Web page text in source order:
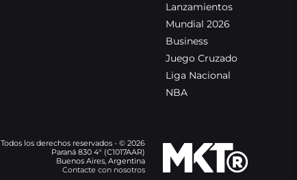
Lanzamientos
Mundial 2026
Business
Juego Cruzado
Liga Nacional
NBA
Todos los derechos reservados - © 2026
Paraná 830 4° (C1017AAR)
Buenos Aires, Argentina
Contacte con nosotros